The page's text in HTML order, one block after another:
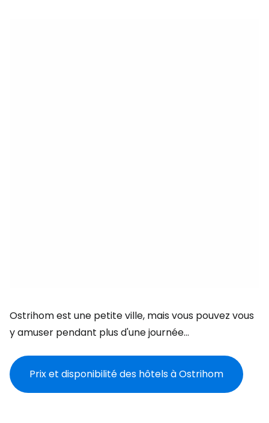
Ostrihom est une petite ville, mais vous pouvez vous
y amuser pendant plus d'une journée...
Prix et disponibilité des hôtels à Ostrihom